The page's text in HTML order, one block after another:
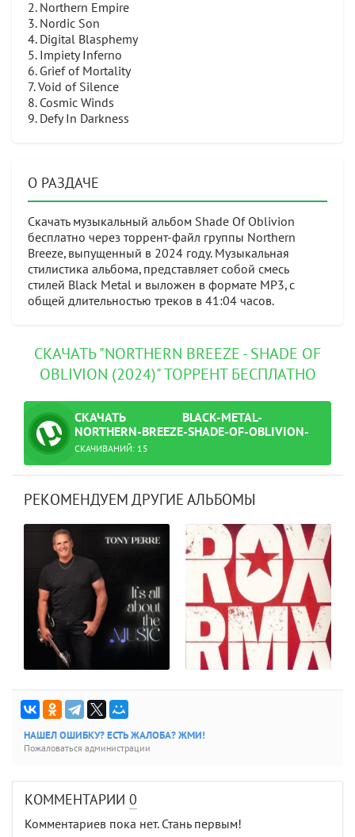
2. Northern Empire
3. Nordic Son
4. Digital Blasphemy
5. Impiety Inferno
6. Grief of Mortality
7. Void of Silence
8. Cosmic Winds
9. Defy In Darkness
О РАЗДАЧЕ
Скачать музыкальный альбом Shade Of Oblivion
бесплатно через торрент-файл группы Northern
Breeze, выпущенный в 2024 году. Музыкальная
стилистика альбома, представляет собой смесь
стилей Black Metal и выложен в формате MP3, с
общей длительностью треков в 41:04 часов.
СКАЧАТЬ "NORTHERN BREEZE - SHADE OF
OBLIVION (2024)" ТОРРЕНТ БЕСПЛАТНО
СКАЧАТЬ
ТОРРЕНТ
BLACK-METAL-
NORTHERN-BREEZE-SHADE-OF-OBLIVION-
2024-MP3-320-KBPS.TORRENT
СКАЧИВАНИЙ: 15
mp3-320-kbps.torrent
РЕКОМЕНДУЕМ ДРУГИЕ АЛЬБОМЫ
НАШЕЛ ОШИБКУ? ЕСТЬ ЖАЛОБА? ЖМИ!
Пожаловаться администрации
КОММЕНТАРИИ 0
Комментариев пока нет. Стань первым!